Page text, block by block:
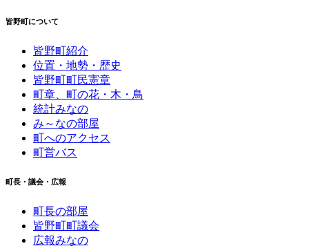
皆野町について
皆野町紹介
位置・地勢・歴史
皆野町町民憲章
町章、町の花・木・鳥
統計みなの
み～なの部屋
町へのアクセス
町営バス
町長・議会・広報
町長の部屋
皆野町町議会
広報みなの